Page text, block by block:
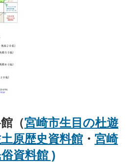
（宮崎市生目の杜遊
原歴史資料館・ 宮崎
資料館 )